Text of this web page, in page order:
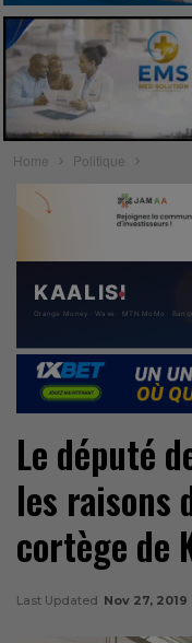
Home Politique
Le député
les raisons
cortège de
Last Updated Nov 27, 2019